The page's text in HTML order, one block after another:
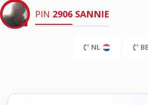
PIN 2906 SANNIE
NL BE